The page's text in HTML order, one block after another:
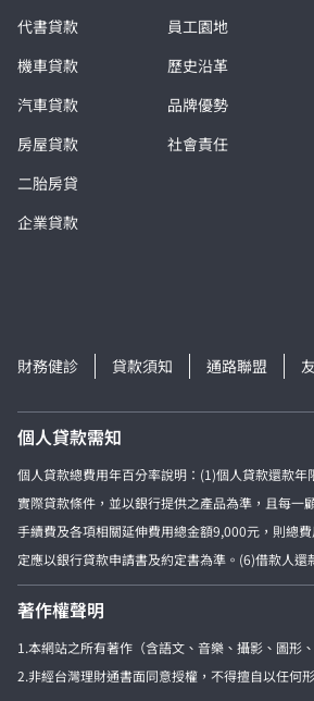
代書貸款
機車貸款
汽車貸款
房屋貸款
二胎房貸
企業貸款
員工園地
歷史沿革
品牌優勢
社會責任
財務健診
貸款須知 通路聯盟
個人貸款需知
個人貸款總費用年百分率說明：(1)個人貸款還款
實際貸款條件，並以銀行提供之產品為準，且每一
手續費及各項相關延伸費用總金額9,000元，則總
定應以銀行貸款申請書及約定書為準。(6)借款人
著作權聲明
1.本網站之所有著作（含語文、音樂、攝影、圖形
2.非經台灣理財通書面同意授權，不得擅自以任何